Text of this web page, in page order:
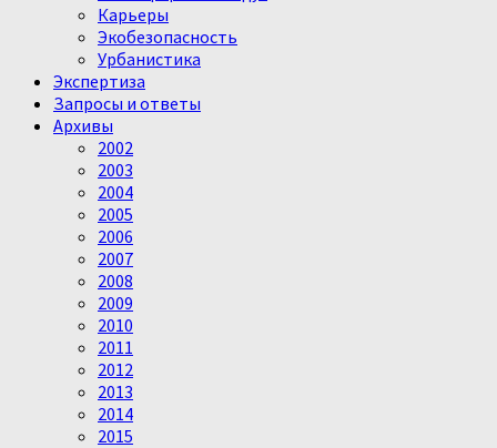
Карьеры
Экобезопасность
Урбанистика
Экспертиза
Запросы и ответы
Архивы
2002
2003
2004
2005
2006
2007
2008
2009
2010
2011
2012
2013
2014
2015